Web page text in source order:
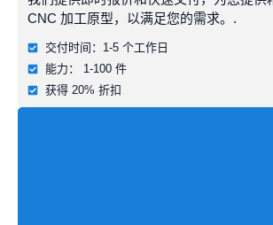
构部件等零件生产出精确的弯曲。它对
造成功能性形状至关重要。.
深度绘图
CNC 加工原型，以满足您的需求。.
交付时间：1-5 个工作日
能力： 1-100 件
获得 20% 折扣